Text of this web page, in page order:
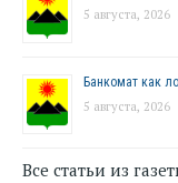
5 августа, 2026
Банкомат как
5 августа, 2026
Все статьи из